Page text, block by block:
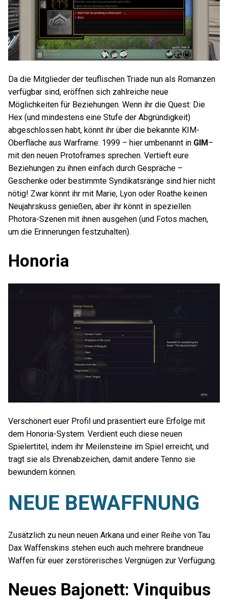
Da die Mitglieder der teuflischen Triade nun als Romanzen
verfügbar sind, eröffnen sich zahlreiche neue
Möglichkeiten für Beziehungen. Wenn ihr die Quest: Die
Hex (und mindestens eine Stufe der Abgründigkeit)
abgeschlossen habt, könnt ihr über die bekannte KIM-
Oberfläche aus Warframe: 1999 – hier umbenannt in GIM–
mit den neuen Protoframes sprechen. Vertieft eure
Beziehungen zu ihnen einfach durch Gespräche –
Geschenke oder bestimmte Syndikatsränge sind hier nicht
nötig! Zwar könnt ihr mit Marie, Lyon oder Roathe keinen
Neujahrskuss genießen, aber ihr könnt in speziellen
Photora-Szenen mit ihnen ausgehen (und Fotos machen,
um die Erinnerungen festzuhalten).
Honoria
Verschönert euer Profil und präsentiert eure Erfolge mit
dem Honoria-System. Verdient euch diese neuen
Spielertitel, indem ihr Meilensteine im Spiel erreicht, und
tragt sie als Ehrenabzeichen, damit andere Tenno sie
bewundern können.
NEUE BEWAFFNUNG
Zusätzlich zu neun neuen Arkana und einer Reihe von Tau
Dax Waffenskins stehen euch auch mehrere brandneue
Waffen für euer zerstörerisches Vergnügen zur Verfügung.
Neues Bajonett: Vinquibus